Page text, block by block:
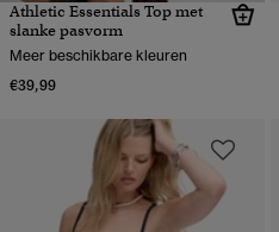
Athletic Essentials Top met
slanke pasvorm
Meer beschikbare kleuren
€39,99